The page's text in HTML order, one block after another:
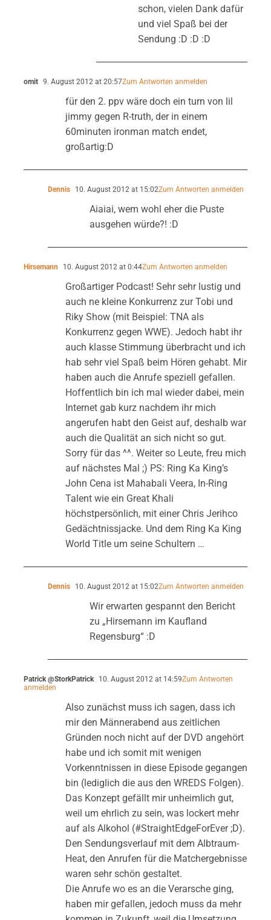
schon, vielen Dank dafür
und viel Spaß bei der
Sendung :D :D :D
omit 9. August 2012 at 20:57Zum Antworten anmelden
für den 2. ppv wäre doch ein turn von lil
jimmy gegen R-truth, der in einem
60minuten ironman match endet,
großartig:D
Dennis 10. August 2012 at 15:02Zum Antworten anmelden
Aiaiai, wem wohl eher die Puste
ausgehen würde?! :D
Hirsemann 10. August 2012 at 0:44Zum Antworten anmelden
Großartiger Podcast! Sehr sehr lustig und
auch ne kleine Konkurrenz zur Tobi und
Riky Show (mit Beispiel: TNA als
Konkurrenz gegen WWE). Jedoch habt ihr
auch klasse Stimmung überbracht und ich
hab sehr viel Spaß beim Hören gehabt. Mir
haben auch die Anrufe speziell gefallen.
Hoffentlich bin ich mal wieder dabei, mein
Internet gab kurz nachdem ihr mich
angerufen habt den Geist auf, deshalb war
auch die Qualität an sich nicht so gut.
Sorry für das ^^. Weiter so Leute, freu mich
auf nächstes Mal ;) PS: Ring Ka King’s
John Cena ist Mahabali Veera, In-Ring
Talent wie ein Great Khali
höchstpersönlich, mit einer Chris Jerihco
Gedächtnissjacke. Und dem Ring Ka King
World Title um seine Schultern …
Dennis 10. August 2012 at 15:02Zum Antworten anmelden
Wir erwarten gespannt den Bericht
zu „Hirsemann im Kaufland
Regensburg“ :D
Patrick @StorkPatrick 10. August 2012 at 14:59Zum Antworten
anmelden
Also zunächst muss ich sagen, dass ich
mir den Männerabend aus zeitlichen
Gründen noch nicht auf der DVD angehört
habe und ich somit mit wenigen
Vorkenntnissen in diese Episode gegangen
bin (lediglich die aus den WREDS Folgen).
Das Konzept gefällt mir unheimlich gut,
weil um ehrlich zu sein, was lockert mehr
auf als Alkohol (#StraightEdgeForEver ;D).
Den Sendungsverlauf mit dem Albtraum-
Heat, den Anrufen für die Matchergebnisse
waren sehr schön gestaltet.
Die Anrufe wo es an die Verarsche ging,
haben mir gefallen, jedoch muss da mehr